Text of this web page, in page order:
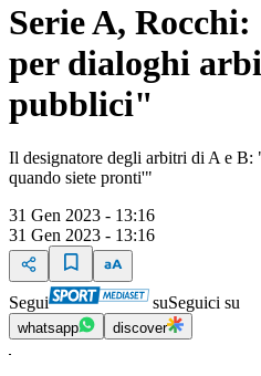
Serie A,
per dialoghi
pubblici"
Il designatore degli arbitri di A e
quando siete pronti'"
31 Gen 2023 - 13:16
31 Gen 2023 - 13:16
Segui suSeguici su
whatsapp discover